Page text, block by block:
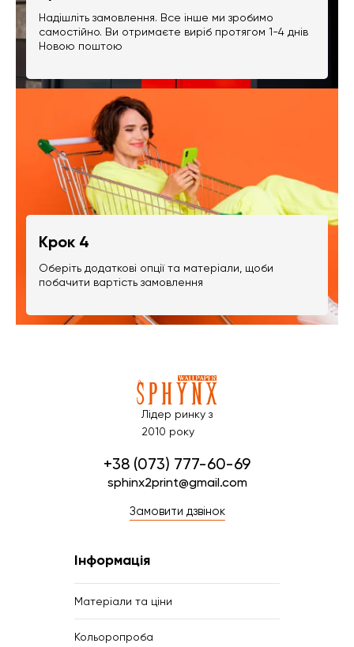
Надішліть замовлення. Все інше ми зробимо
самостійно. Ви отримаєте виріб протягом 1-4 днів
Новою поштою
Крок 4
Оберіть додаткові опції та матеріали, щоби
побачити вартість замовлення
Лідер ринку з
2010 року
+38 (073) 777-60-69
sphinx2print@gmail.com
Замовити дзвінок
Інформація
Матеріали та ціни
Кольоропроба